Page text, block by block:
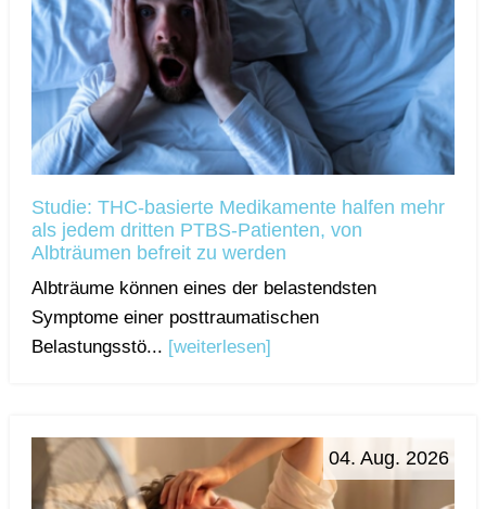
Studie: THC-basierte Medikamente halfen mehr
als jedem dritten PTBS-Patienten, von
Albträumen befreit zu werden
Albträume können eines der belastendsten
Symptome einer posttraumatischen
Belastungsstö... [weiterlesen]
04. Aug. 2026